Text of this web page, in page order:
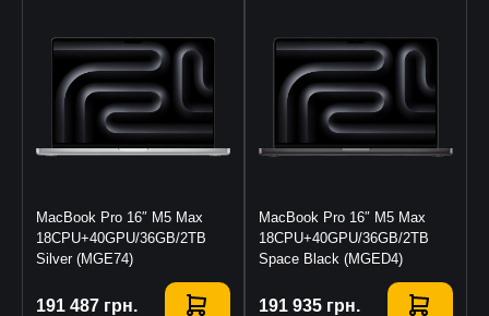
MacBook Pro 16″ M5 Max
18CPU+40GPU/36GB/2TB
Silver (MGE74)
191 487 грн.
Купить
MacBook Pro 16″ M5 Max
18CPU+40GPU/36GB/2TB
Space Black (MGED4)
191 935 грн.
Купить